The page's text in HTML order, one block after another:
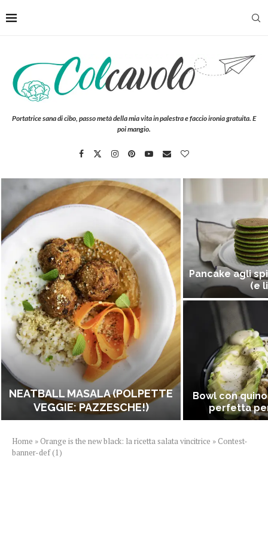
Portatrice sana di cibo, passo metà della mia vita in palestra e faccio ironia gratuita. E
poi mangio.
NEATBALL MASALA (POLPETTE
VEGGIE: PAZZESCHE!)
Pancake agli
(e
Bowl con
perfetta
Home » Orange is the new black: la ricetta salata vincitrice » Contest-
banner-def (1)